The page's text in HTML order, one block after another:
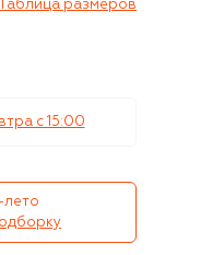
Таблица размеров
c 15:00
лето